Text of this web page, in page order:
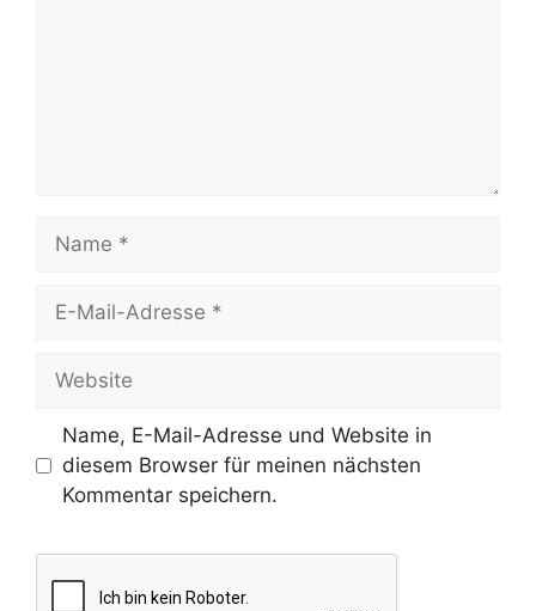
Name
Website
Name, E-Mail-Adresse und Website in
diesem Browser für meinen nächsten
Kommentar speichern.